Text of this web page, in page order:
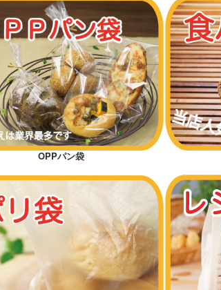
OPPパン袋